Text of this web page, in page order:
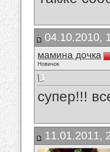
04.10.2010,
мамина дочка
Новичок
супер!!!
11.01.2011,